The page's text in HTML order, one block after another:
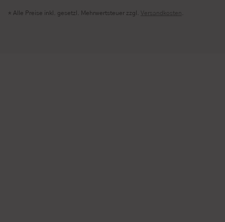
* Alle Preise inkl. gesetzl. Mehrwertsteuer zzgl. Versandkosten